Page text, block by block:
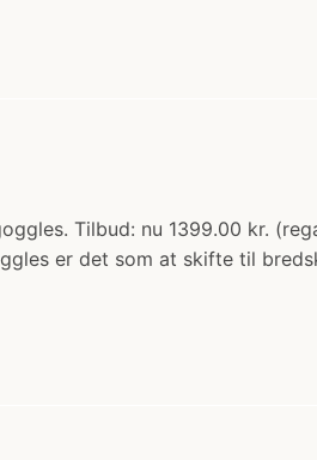
Tilbud: nu 1399.00 kr.
er det som at skifte til